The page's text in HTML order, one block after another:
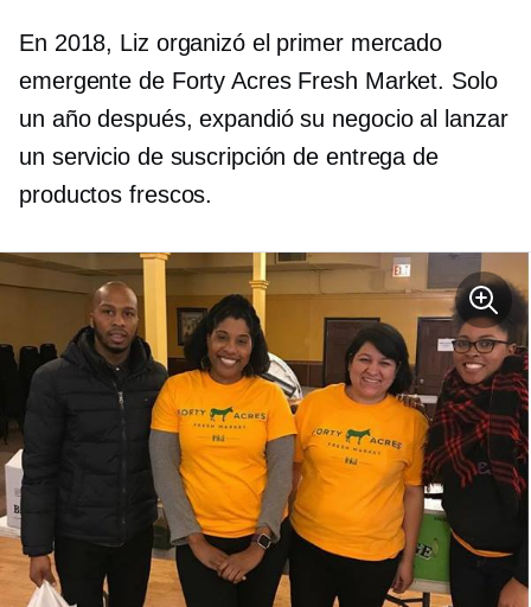
En 2018, Liz organizó el primer mercado
emergente de Forty Acres Fresh Market. Solo
un año después, expandió su negocio al lanzar
un servicio de suscripción de entrega de
productos frescos.